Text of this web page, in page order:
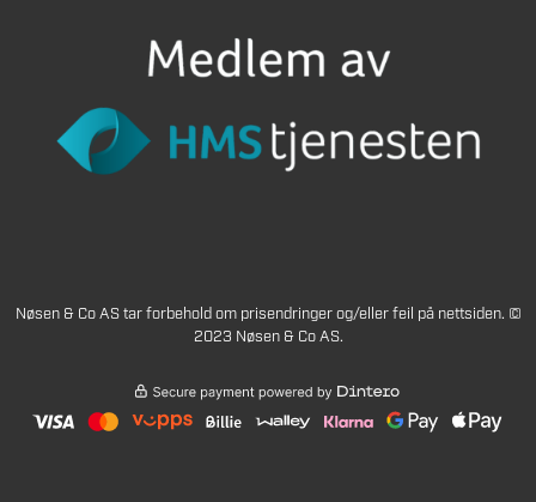
Nøsen & Co AS tar forbehold om prisendringer og/eller feil på nettsiden. ©
2023 Nøsen & Co AS.